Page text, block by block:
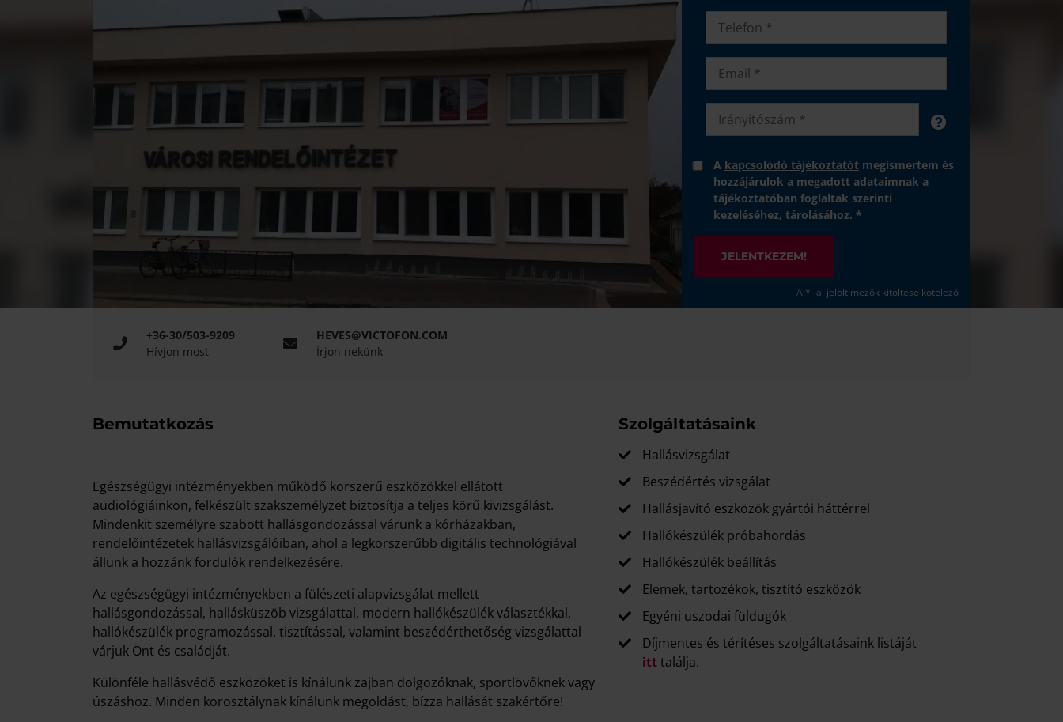
A kapcsolódó tájékoztatót megismertem és
hozzájárulok a megadott adataimnak a
tájékoztatóban foglaltak szerinti
kezeléséhez, tárolásához. *
JELENTKEZEM!
A * -al jelölt mezők kitöltése kötelező
+36-30/503-9209
Hívjon most
HEVES@VICTOFON.COM
Írjon nekünk
Bemutatkozás
Egészségügyi intézményekben működő korszerű eszközökkel ellátott
audiológiáinkon, felkészült szakszemélyzet biztosítja a teljes körű kivizsgálást.
Mindenkit személyre szabott hallásgondozással várunk a kórházakban,
rendelőintézetek hallásvizsgálóiban, ahol a legkorszerűbb digitális technológiával
állunk a hozzánk fordulók rendelkezésére.
Az egészségügyi intézményekben a fülészeti alapvizsgálat mellett
hallásgondozással, hallásküszöb vizsgálattal, modern hallókészülék választékkal,
hallókészülék programozással, tisztítással, valamint beszédérthetőség vizsgálattal
várjuk Önt és családját.
Különféle hallásvédő eszközöket is kínálunk zajban dolgozóknak, sportlövőknek vagy
úszáshoz. Minden korosztálynak kínálunk megoldást, bízza hallását szakértőre!
Szolgáltatásaink
Hallásvizsgálat
Beszédértés vizsgálat
Hallásjavító eszközök gyártói háttérrel
Hallókészülék próbahordás
Hallókészülék beállítás
Elemek, tartozékok, tisztító eszközök
Egyéni uszodai füldugók
Díjmentes és térítéses szolgáltatásaink listáját
itttalálja.